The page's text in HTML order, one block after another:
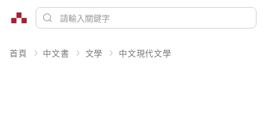
首頁 中文書 文學 中文現代文學